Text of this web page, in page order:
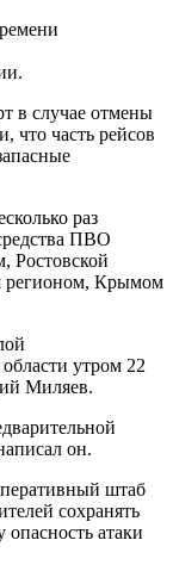
в случае отмены
что часть рейсов
раз
ПВО
Ростовской
регионом, Крымом
утром 22
Миляев.
он.
штаб
сохранять
опасность атаки